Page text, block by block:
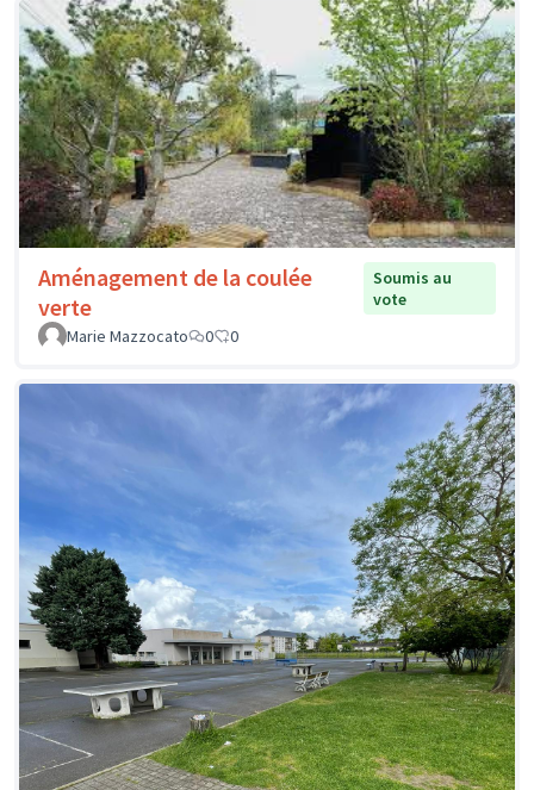
Aménagement de la coulée
verte
Soumis au
vote
Marie Mazzocato
0 0